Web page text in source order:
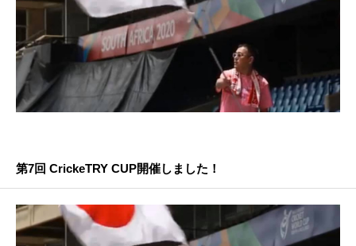
第7回 CrickeTRY CUP開催しました！